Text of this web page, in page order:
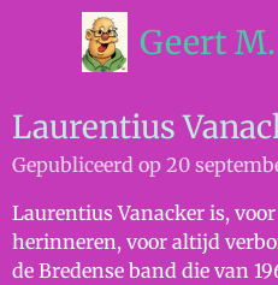
de
hoofdinhoud
Geert
Laurentius
Gepubliceerd op 20
Laurentius Vanacker is,
herinneren, voor altijd
de Bredense band die van